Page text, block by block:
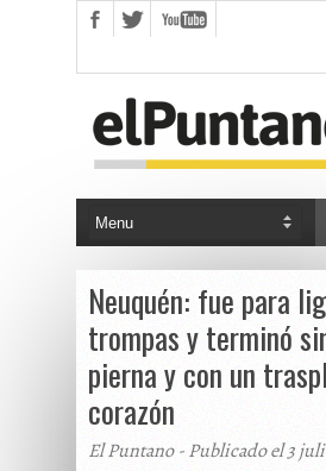
Neuquén: fue para
trompas y terminó
pierna y con un
corazón
El Puntano - Publicado el 3